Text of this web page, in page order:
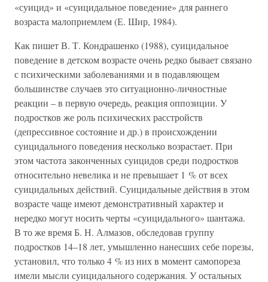
«суицид» и «суицидальное поведение» для раннего
возраста малоприемлем (Е. Шир, 1984).
Как пишет В. Т. Кондрашенко (1988), суицидальное
поведение в детском возрасте очень редко бывает связано
с психическими заболеваниями и в подавляющем
большинстве случаев это ситуационно-личностные
реакции – в первую очередь, реакция оппозиции. У
подростков же роль психических расстройств
(депрессивное состояние и др.) в происхождении
суицидального поведения несколько возрастает. При
этом частота законченных суицидов среди подростков
относительно невелика и не превышает 1 % от всех
суицидальных действий. Суицидальные действия в этом
возрасте чаще имеют демонстративный характер и
нередко могут носить черты «суицидального» шантажа.
В то же время Б. Н. Алмазов, обследовав группу
подростков 14–18 лет, умышленно нанесших себе порезы,
установил, что только 4 % из них в момент самопореза
имели мысли суицидального содержания. У остальных